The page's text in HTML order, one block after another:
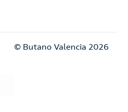
© Butano Valencia 2026